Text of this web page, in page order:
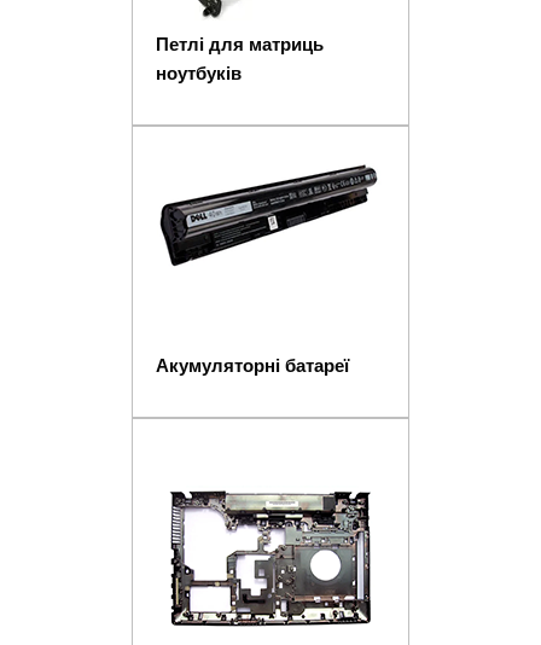
Петлі для матриць
ноутбуків
Акумуляторні батареї